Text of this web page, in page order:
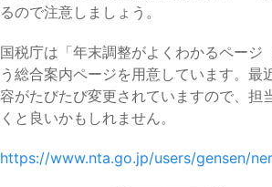
るので注意しましょう。
国税庁は「年末調整がよくわかるページ
う総合案内ページを用意しています。最
容がたびたび変更されていますので、担
くと良いかもしれません。
https://www.nta.go.jp/users/gensen/